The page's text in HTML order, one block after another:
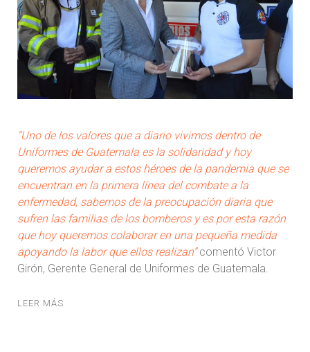
“Uno de los valores que a diario vivimos dentro de
Uniformes de Guatemala es la solidaridad y hoy
queremos ayudar a estos héroes de la pandemia que se
encuentran en la primera línea del combate a la
enfermedad, sabemos de la preocupación diaria que
sufren las familias de los bomberos y es por esta razón
que hoy queremos colaborar en una pequeña medida
apoyando la labor que ellos realizan”comentó Victor
Girón, Gerente General de Uniformes de Guatemala.
LEER MÁS